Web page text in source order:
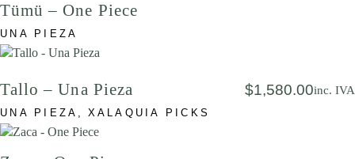
Tümü – One Piece
UNA PIEZA
Tallo – Una Pieza
UNA PIEZA XALAQUIA PICKS
$1,580.00inc. IVA